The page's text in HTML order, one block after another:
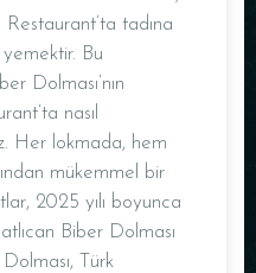
tadına
Bu
Dolması’nın
nasıl
Her lokmada, hem
mükemmel bir
2025 yılı boyunca
Biber Dolması
Türk